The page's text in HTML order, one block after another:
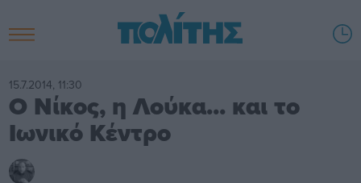
15.7.2014, 11:30
Ο Νίκος, η Λούκα... και το
Ιωνικό Κέντρο